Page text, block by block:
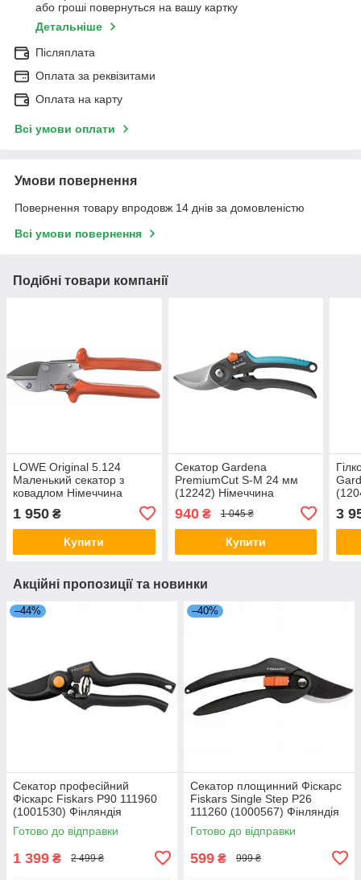
або гроші повернуться на вашу картку
Детальніше
Післяплата
Оплата за реквізитами
Оплата на карту
Всі умови оплати
Умови повернення
Повернення товару впродовж 14 днів за домовленістю
Всі умови повернення
Подібні товари компанії
LOWE Original 5.124
Маленький секатор з
ковадлом Німеччина
1 950 ₴
Купити
Секатор Gardena
PremiumCut S-M 24 мм
(12242) Німеччина
940₴ 1 045 ₴
Купити
3
Акційні пропозиції та новинки
–44%
Секатор професійний
Фіскарс Fiskars P90 111960
(1001530) Фінляндія
Готово до відправки
1 399 ₴ 2 499 ₴
–40%
Секатор площинний Фіскарс
Fiskars Single Step P26
111260 (1000567) Фінляндія
Готово до відправки
599 ₴ 999 ₴